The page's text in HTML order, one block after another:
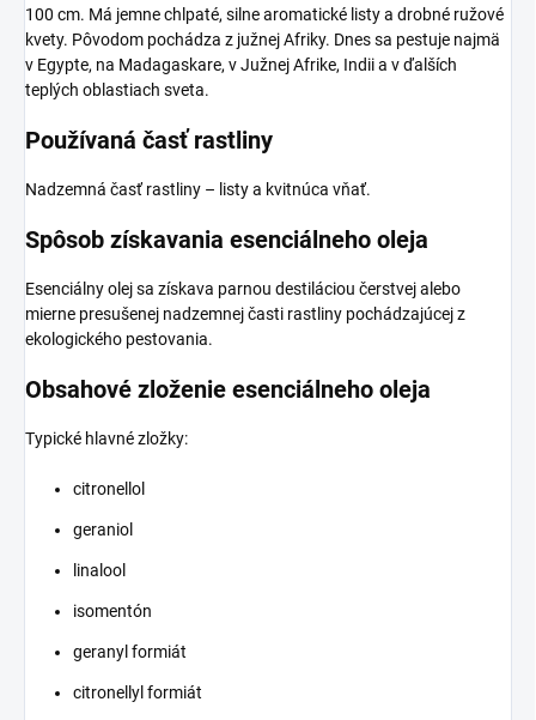
100 cm. Má jemne chlpaté, silne aromatické listy a drobné ružové
kvety. Pôvodom pochádza z južnej Afriky. Dnes sa pestuje najmä
v Egypte, na Madagaskare, v Južnej Afrike, Indii a v ďalších
teplých oblastiach sveta.
Používaná časť rastliny
Nadzemná časť rastliny – listy a kvitnúca vňať.
Spôsob získavania esenciálneho oleja
Esenciálny olej sa získava parnou destiláciou čerstvej alebo
mierne presušenej nadzemnej časti rastliny pochádzajúcej z
ekologického pestovania.
Obsahové zloženie esenciálneho oleja
Typické hlavné zložky:
citronellol
geraniol
linalool
isomentón
geranyl formiát
citronellyl formiát